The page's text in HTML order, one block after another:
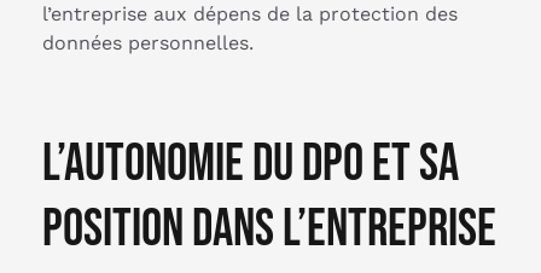
l’entreprise aux dépens de la protection des
données personnelles.
L’autonomie du DPO et sa
position dans l’entreprise